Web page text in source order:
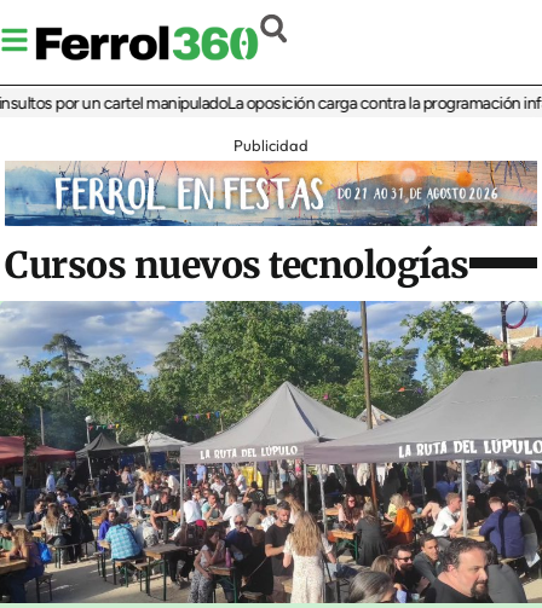
por un cartel manipuladoLa oposición carga contra la programación infantil
Publicidad
Cursos nuevos tecnologías